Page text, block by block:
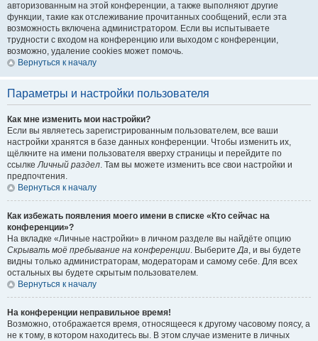
авторизованным на этой конференции, а также выполняют другие
функции, такие как отслеживание прочитанных сообщений, если эта
возможность включена администратором. Если вы испытываете
трудности с входом на конференцию или выходом с конференции,
возможно, удаление cookies может помочь.
Вернуться к началу
Параметры и настройки пользователя
Как мне изменить мои настройки?
Если вы являетесь зарегистрированным пользователем, все ваши
настройки хранятся в базе данных конференции. Чтобы изменить их,
щёлкните на имени пользователя вверху страницы и перейдите по
ссылкеЛичный раздел. Там вы можете изменить все свои настройки и
предпочтения.
Вернуться к началу
Как избежать появления моего имени в списке «Кто сейчас на
конференции»?
На вкладке «Личные настройки» в личном разделе вы найдёте опцию
Скрывать моё пребывание на конференции. ВыберитеДа, и вы будете
видны только администраторам, модераторам и самому себе. Для всех
остальных вы будете скрытым пользователем.
Вернуться к началу
На конференции неправильное время!
Возможно, отображается время, относящееся к другому часовому поясу, а
не к тому, в котором находитесь вы. В этом случае измените в личных